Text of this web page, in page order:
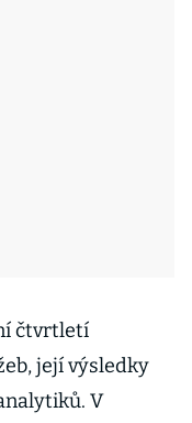
čtvrtletí
její výsledky
V